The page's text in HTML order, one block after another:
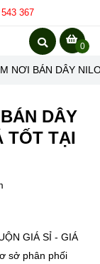
367
0
NƠI BÁN DÂY
DÂY
TỐT TẠI
GIÁ SỈ - GIÁ
sở phân phối